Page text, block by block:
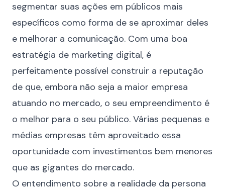
segmentar suas ações em públicos mais
específicos como forma de se aproximar deles
e melhorar a comunicação. Com uma boa
estratégia de marketing digital, é
perfeitamente possível construir a reputação
de que, embora não seja a maior empresa
atuando no mercado, o seu empreendimento é
o melhor para o seu público. Várias pequenas e
médias empresas têm aproveitado essa
oportunidade com investimentos bem menores
que as gigantes do mercado.
O entendimento sobre a realidade da persona